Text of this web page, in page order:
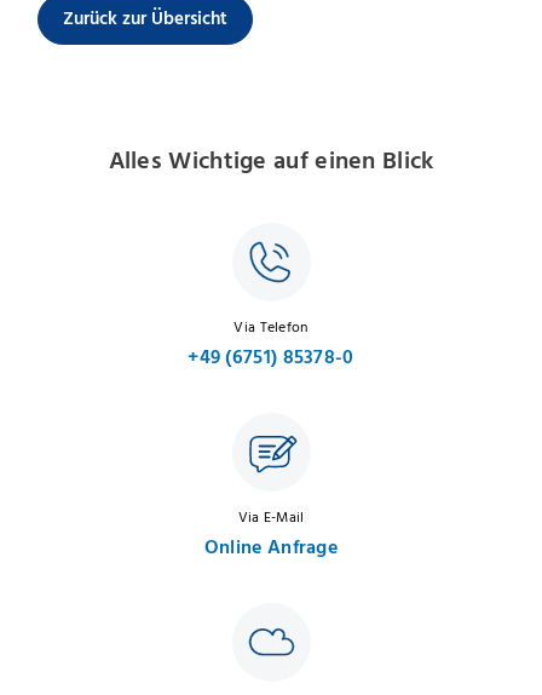
Zurück zur Übersicht
Alles Wichtige auf einen Blick
Via Telefon
+49 (6751) 85378-0
Via E-Mail
Online Anfrage